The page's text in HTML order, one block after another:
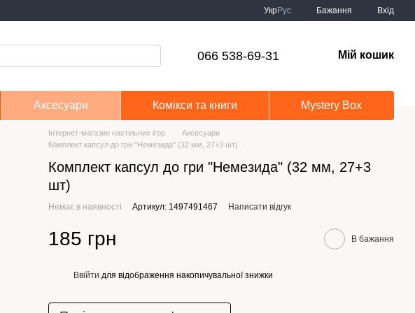
УкрРус Бажання Вхід
066 538-69-31 Мій кошик
Аксесуари Комікси та книги Mystery Box
Інтернет-магазин настільних ігор
Аксесуари
Комплект капсул до гри "Немезида" (32 мм, 27+3 шт)
Комплект капсул до гри "Немезида" (32 мм, 27+3
шт)
Немає в наявності Артикул: 1497491467 Написати відгук
185 грн В бажання
Ввійти для відображення накопичувальної знижки